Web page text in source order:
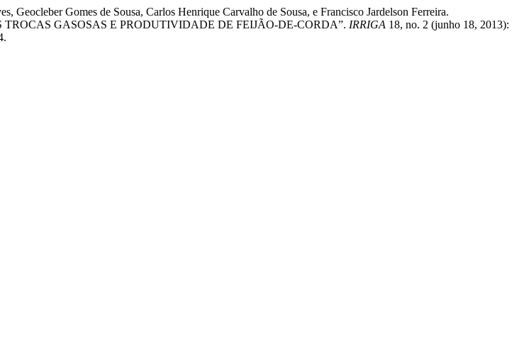
Gomes de Sousa, Carlos Henrique Carvalho de Sousa, e Francisco Jardelson Ferreira.
GASOSAS E PRODUTIVIDADE DE FEIJÃO-DE-CORDA”. IRRIGA 18, no. 2 (junho 18, 2013):